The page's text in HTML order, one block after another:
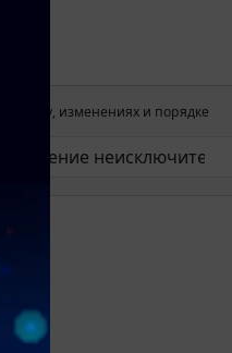
в силу, изменениях и порядке